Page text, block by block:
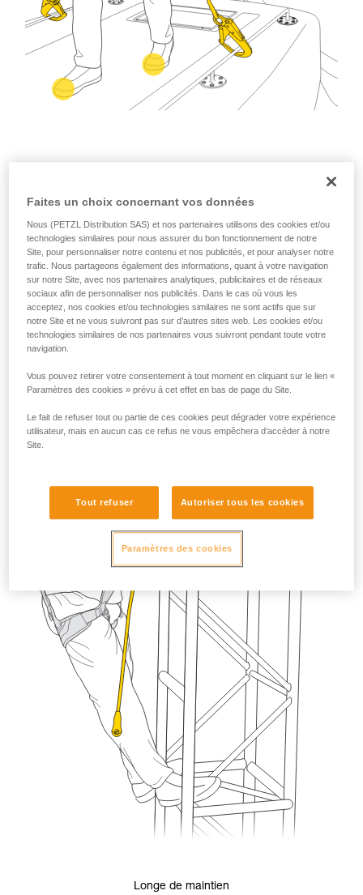
maintenu par la longe de maintien dans une position stable
et confortable. La longe d’antichute lui garantit alors un
moyen d’arrêter une éventuelle chute lors des manipulations
de sa longe de maintien.
Longe de maintien
Faites un choix concernant vos données
Nous (PETZL Distribution SAS) et nos partenaires utilisons des cookies et/ou
technologies similaires pour nous assurer du bon fonctionnement de notre
Site, pour personnaliser notre contenu et nos publicités, et pour analyser notre
trafic. Nous partageons également des informations, quant à votre navigation
sur notre Site, avec nos partenaires analytiques, publicitaires et de réseaux
sociaux afin de personnaliser nos publicités. Dans le cas où vous les
acceptez, nos cookies et/ou technologies similaires ne sont actifs que sur
notre Site et ne vous suivront pas sur d’autres sites web. Les cookies et/ou
technologies similaires de nos partenaires vous suivront pendant toute votre
navigation.
Vous pouvez retirer votre consentement à tout moment en cliquant sur le lien «
Paramètres des cookies » prévu à cet effet en bas de page du Site.
Le fait de refuser tout ou partie de ces cookies peut dégrader votre expérience
utilisateur, mais en aucun cas ce refus ne vous empêchera d’accéder à notre
Site.
Tout refuser Autoriser tous les cookies
Paramètres des cookies